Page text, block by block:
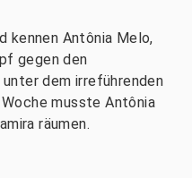
kennen Antônia Melo,
gegen den
unter dem irreführenden
musste Antônia
räumen.